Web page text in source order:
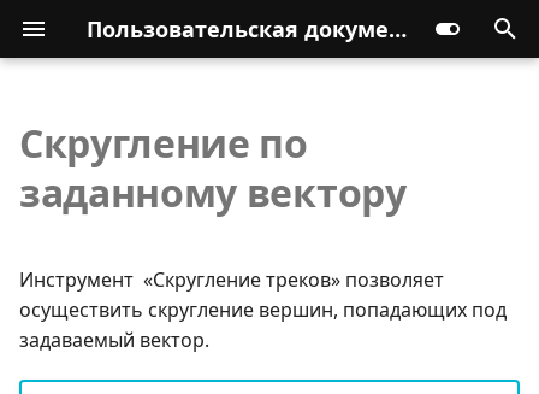
Пользовательская документация
Скругление по
заданному вектору
Инструмент «Скругление треков» позволяет
осуществить скругление вершин, попадающих под
задаваемый вектор.